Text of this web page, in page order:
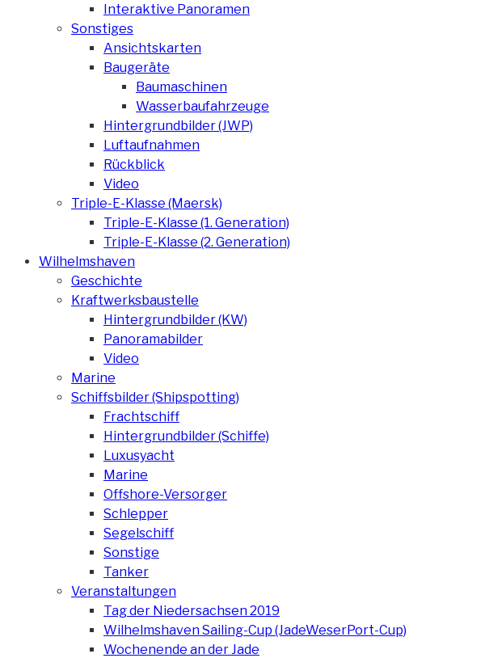
Interaktive Panoramen
Sonstiges
Ansichtskarten
Baugeräte
Baumaschinen
Wasserbaufahrzeuge
Hintergrundbilder (JWP)
Luftaufnahmen
Rückblick
Video
Triple-E-Klasse (Maersk)
Triple-E-Klasse (1. Generation)
Triple-E-Klasse (2. Generation)
Wilhelmshaven
Geschichte
Kraftwerksbaustelle
Hintergrundbilder (KW)
Panoramabilder
Video
Marine
Schiffsbilder (Shipspotting)
Frachtschiff
Hintergrundbilder (Schiffe)
Luxusyacht
Marine
Offshore-Versorger
Schlepper
Segelschiff
Sonstige
Tanker
Veranstaltungen
Tag der Niedersachsen 2019
Wilhelmshaven Sailing-Cup (JadeWeserPort-Cup)
Wochenende an der Jade